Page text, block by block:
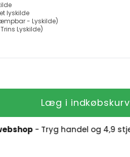
lyskilde
- Lyskilde)
Lyskilde)
Læg i indkøbskurv
- Tryg handel og 4,9 stjerner